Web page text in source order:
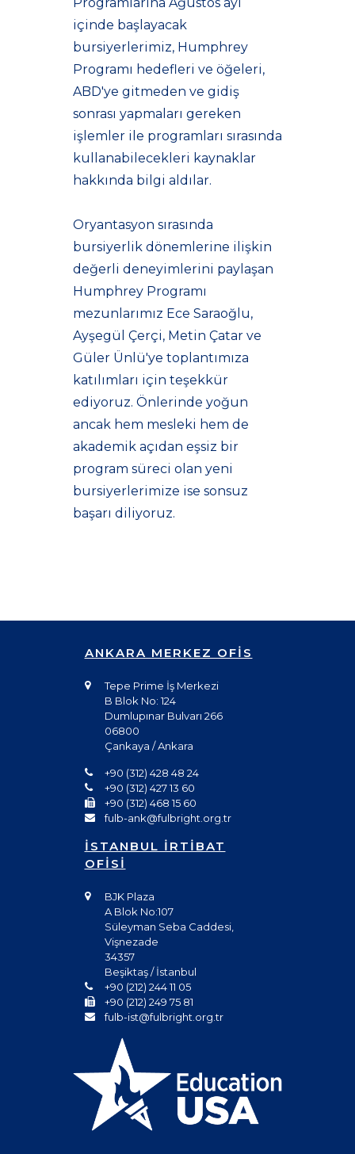
içinde başlayacak
bursiyerlerimiz, Humphrey
Programı hedefleri ve öğeleri,
ABD'ye gitmeden ve gidiş
sonrası yapmaları gereken
işlemler ile programları sırasında
kullanabilecekleri kaynaklar
hakkında bilgi aldılar.
Oryantasyon sırasında
bursiyerlik dönemlerine ilişkin
değerli deneyimlerini paylaşan
Humphrey Programı
mezunlarımız Ece Saraoğlu,
Ayşegül Çerçi, Metin Çatar ve
Güler Ünlü'ye toplantımıza
katılımları için teşekkür
ediyoruz. Önlerinde yoğun
ancak hem mesleki hem de
akademik açıdan eşsiz bir
program süreci olan yeni
bursiyerlerimize ise sonsuz
başarı diliyoruz.
ANKARA MERKEZ OFİS
Tepe Prime İş Merkezi
B Blok No: 124
Dumlupınar Bulvarı 266
06800
Çankaya / Ankara
+90 (312) 428 48 24
+90 (312) 427 13 60
+90 (312) 468 15 60
fulb-ank@fulbright.org.tr
İSTANBUL İRTİBAT
OFİSİ
BJK Plaza
A Blok No:107
Süleyman Seba Caddesi,
Vişnezade
34357
Beşiktaş / İstanbul
+90 (212) 244 11 05
+90 (212) 249 75 81
fulb-ist@fulbright.org.tr